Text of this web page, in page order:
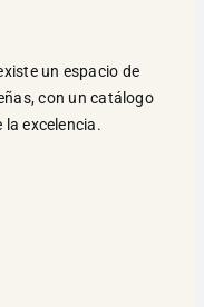
un espacio de
con un catálogo
la excelencia.